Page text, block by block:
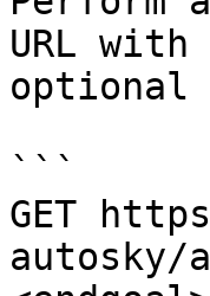
URL
optional
```
GET
autosky/